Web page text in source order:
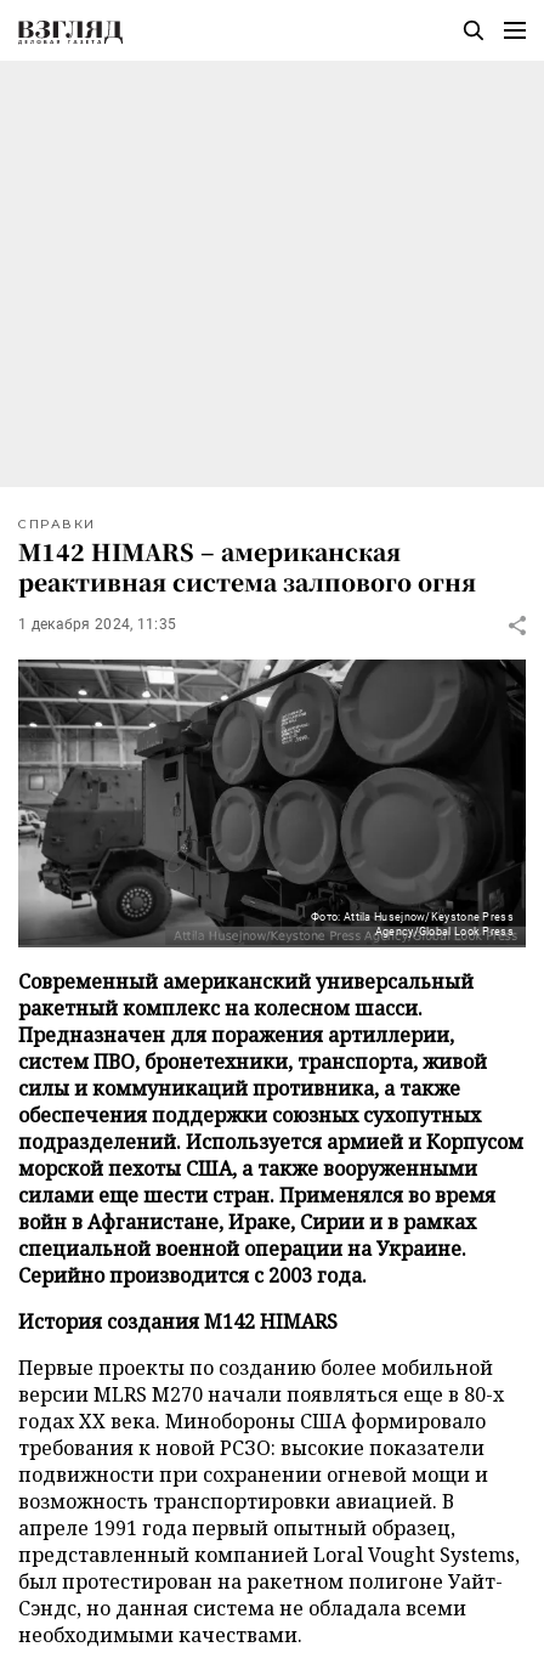
СПРАВКИ
M142 HIMARS – американская
реактивная система залпового огня
1 декабря 2024, 11:35
Фото: Attila Husejnow/Keystone Press
Agency/Global Look Press
Современный американский универсальный
ракетный комплекс на колесном шасси.
Предназначен для поражения артиллерии,
систем ПВО, бронетехники, транспорта, живой
силы и коммуникаций противника, а также
обеспечения поддержки союзных сухопутных
подразделений. Используется армией и Корпусом
морской пехоты США, а также вооруженными
силами еще шести стран. Применялся во время
войн в Афганистане, Ираке, Сирии и в рамках
специальной военной операции на Украине.
Серийно производится с 2003 года.
История создания M142 HIMARS
Первые проекты по созданию более мобильной
версии MLRS M270 начали появляться еще в 80-х
годах XX века. Минобороны США формировало
требования к новой РСЗО: высокие показатели
подвижности при сохранении огневой мощи и
возможность транспортировки авиацией. В
апреле 1991 года первый опытный образец,
представленный компанией Loral Vought Systems,
был протестирован на ракетном полигоне Уайт-
Сэндс, но данная система не обладала всеми
необходимыми качествами.